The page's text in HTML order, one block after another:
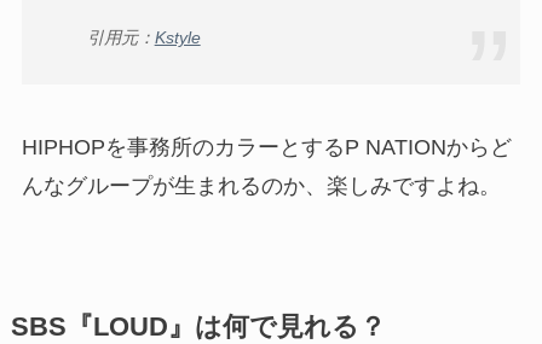
引用元： Kstyle
HIPHOPを事務所のカラーとするP NATIONからど
んなグループが生まれるのか、楽しみですよね。
SBS『LOUD』は何で見れる？